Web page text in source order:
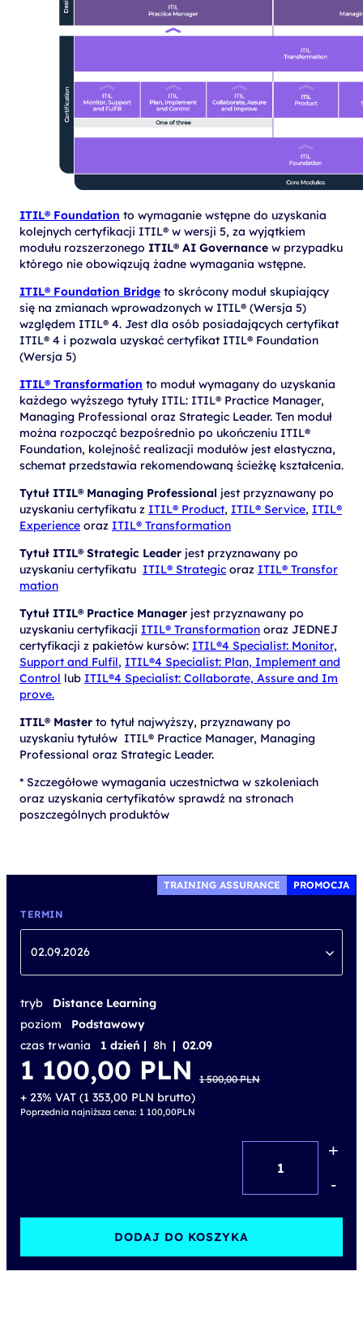
ITIL® Foundation to wymaganie wstępne do uzyskania
kolejnych certyfikacji ITIL® w wersji 5, za wyjątkiem
modułu rozszerzonego ITIL® AI Governance w przypadku
którego nie obowiązują żadne wymagania wstępne.
ITIL® Foundation Bridge to skrócony moduł skupiający
się na zmianach wprowadzonych w ITIL® (Wersja 5)
względem ITIL® 4. Jest dla osób posiadających certyfikat
ITIL® 4 i pozwala uzyskać certyfikat ITIL® Foundation
(Wersja 5)
ITIL® Transformation to moduł wymagany do uzyskania
każdego wyższego tytuły ITIL: ITIL® Practice Manager,
Managing Professional oraz Strategic Leader. Ten moduł
można rozpocząć bezpośrednio po ukończeniu ITIL®
Foundation, kolejność realizacji modułów jest elastyczna,
schemat przedstawia rekomendowaną ścieżkę kształcenia.
Tytuł ITIL® Managing Professional jest przyznawany po
uzyskaniu certyfikatu z ITIL® Product, ITIL® Service, ITIL®
Experience oraz ITIL® Transformation
Tytuł ITIL® Strategic Leader jest przyznawany po
uzyskaniu certyfikatu ITIL® Strategic oraz ITIL® Transfor
mation
Tytuł ITIL® Practice Manager jest przyznawany po
uzyskaniu certyfikacji ITIL® Transformation oraz JEDNEJ
certyfikacji z pakietów kursów: ITIL®4 Specialist: Monitor,
Support and Fulfil, ITIL®4 Specialist: Plan, Implement and
Control lub ITIL®4 Specialist: Collaborate, Assure and Im
prove.
ITIL® Master to tytuł najwyższy, przyznawany po
uzyskaniu tytułów ITIL® Practice Manager, Managing
Professional oraz Strategic Leader.
* Szczegółowe wymagania uczestnictwa w szkoleniach
oraz uzyskania certyfikatów sprawdź na stronach
poszczególnych produktów
TRAINING ASSURANCE PROMOCJA
TERMIN
02.09.2026
tryb
Distance Learning
poziom
Podstawowy
czas trwania
1 dzień | 8h | 02.09
1 500,00PLN
Pierwotna
cena
wynosiła:
1 100,00 PLN
Aktualna
cena
wynosi:
+ 23% VAT (1 353,00 PLN brutto)
Poprzednia najniższa cena: 1 100,00PLN
Bridge
(wersja
+
-
DODAJ DO KOSZYKA